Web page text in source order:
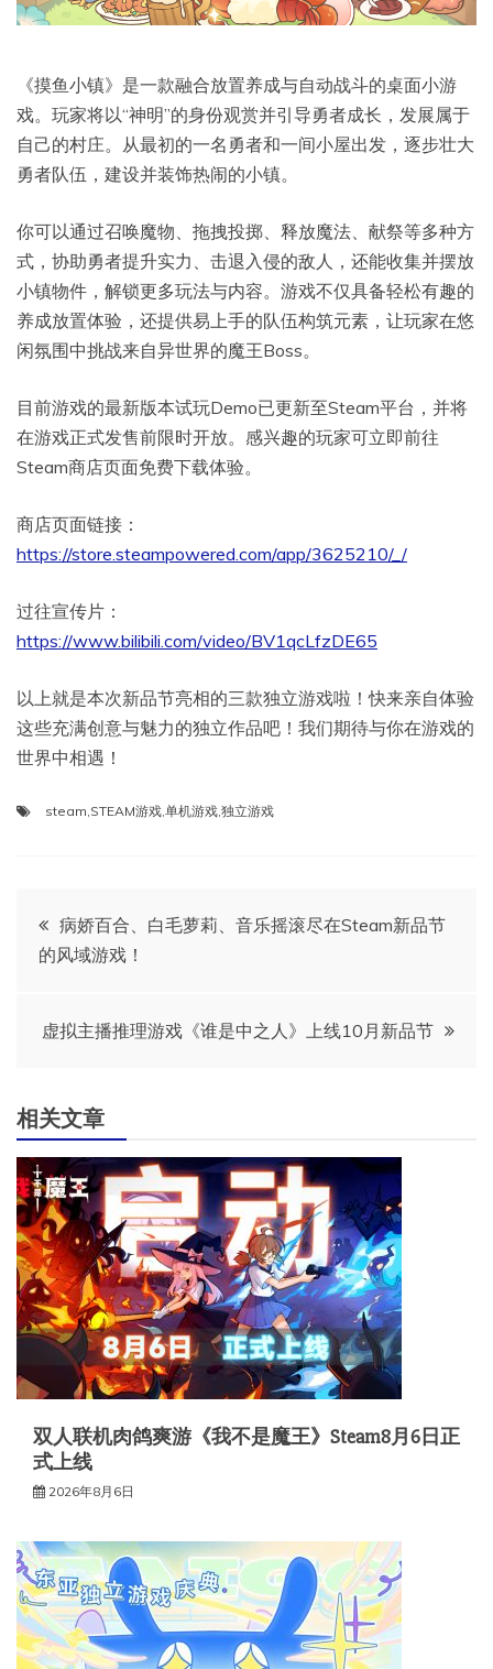
《摸鱼小镇》是一款融合放置养成与自动战斗的桌面小游
戏。玩家将以“神明”的身份观赏并引导勇者成长，发展属于
自己的村庄。从最初的一名勇者和一间小屋出发，逐步壮大
勇者队伍，建设并装饰热闹的小镇。
你可以通过召唤魔物、拖拽投掷、释放魔法、献祭等多种方
式，协助勇者提升实力、击退入侵的敌人，还能收集并摆放
小镇物件，解锁更多玩法与内容。游戏不仅具备轻松有趣的
养成放置体验，还提供易上手的队伍构筑元素，让玩家在悠
闲氛围中挑战来自异世界的魔王Boss。
目前游戏的最新版本试玩Demo已更新至Steam平台，并将
在游戏正式发售前限时开放。感兴趣的玩家可立即前往
Steam商店页面免费下载体验。
商店页面链接：
https://store.steampowered.com/app/3625210/_/
过往宣传片：
https://www.bilibili.com/video/BV1qcLfzDE65
以上就是本次新品节亮相的三款独立游戏啦！快来亲自体验
这些充满创意与魅力的独立作品吧！我们期待与你在游戏的
世界中相遇！
steam,STEAM游戏,单机游戏,独立游戏
文
章
导
航
病娇百合、白毛萝莉、音乐摇滚尽在Steam新品节
的风域游戏！
虚拟主播推理游戏《谁是中之人》上线10月新品节
相关文章
双人联机肉鸽爽游《我不是魔王》Steam8月6日正
式上线
2026年8月6日